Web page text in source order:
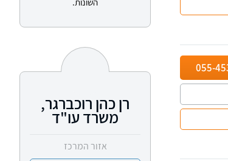
055-
רן כהן רוכברגר,
משרד עו"ד
אזור המרכז